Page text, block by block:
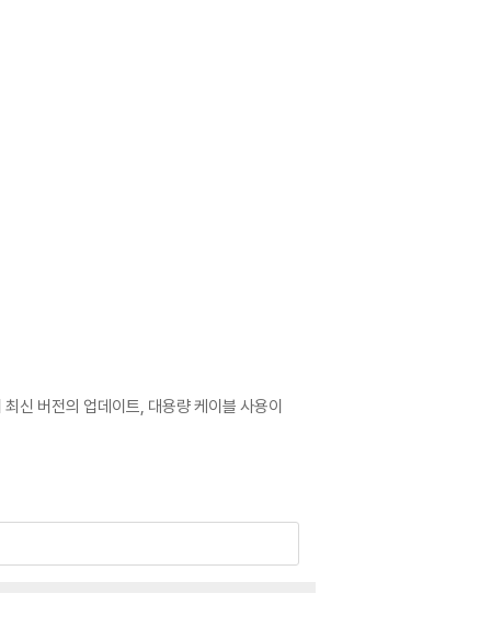
신 버전의 업데이트, 대용량 케이블 사용이
의 부탁드립니다.